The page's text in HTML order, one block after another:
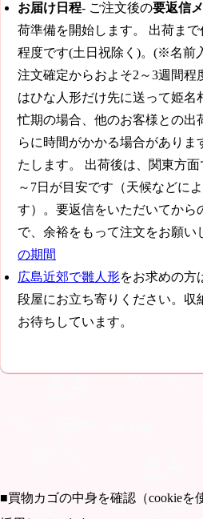
お届け日程- ご注文後の要返信
荷準備を開始します。
出荷まで
程度です(土日祝除く)。 (※名前
注文確定からおよそ2～3週間程
はひな人形だけ先に送って姫名
忙期の場合、他のお客様との出
らに時間がかかる場合がありま
たします。 出荷後は、関東方
～7日が目安です（天候などに
す）。要返信をいただいてから
で、余裕をもって注文をお願い
の期間
広島近郊で雛人形をお求めの方
段屋にお立ち寄りください。収
お待ちしています。
■買物カゴの中身を確認（cookieを